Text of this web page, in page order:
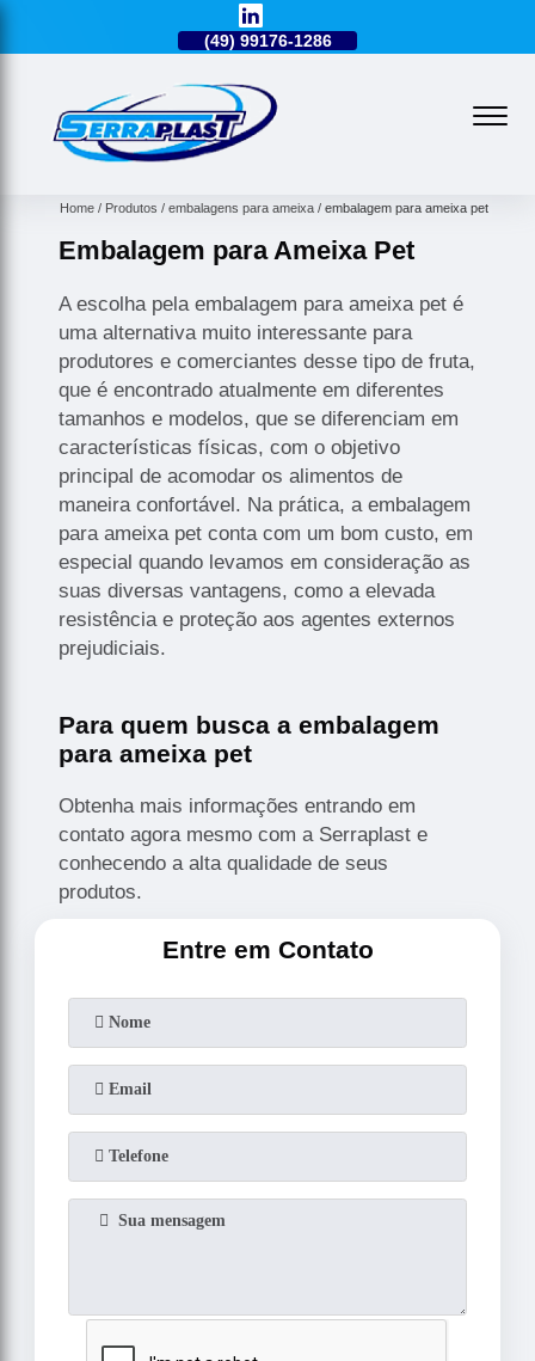
(49) 99176-1286
Home Produtos embalagens para ameixa embalagem para ameixa pet
Embalagem para Ameixa Pet
A escolha pela embalagem para ameixa pet é
uma alternativa muito interessante para
produtores e comerciantes desse tipo de fruta,
que é encontrado atualmente em diferentes
tamanhos e modelos, que se diferenciam em
características físicas, com o objetivo
principal de acomodar os alimentos de
maneira confortável. Na prática, a embalagem
para ameixa pet conta com um bom custo, em
especial quando levamos em consideração as
suas diversas vantagens, como a elevada
resistência e proteção aos agentes externos
prejudiciais.
Para quem busca a embalagem
para ameixa pet
Obtenha mais informações entrando em
contato agora mesmo com a Serraplast e
conhecendo a alta qualidade de seus
produtos.
Entre em Contato